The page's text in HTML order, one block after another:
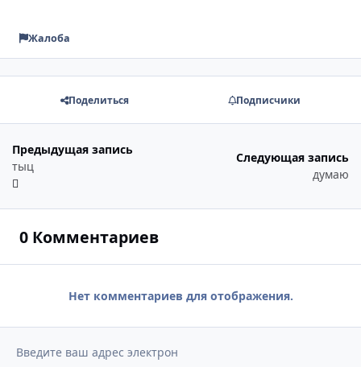
Жалоба
Поделиться Подписчики
Предыдущая запись
тыц
Следующая запись
думаю
0 Комментариев
Нет комментариев для отображения.